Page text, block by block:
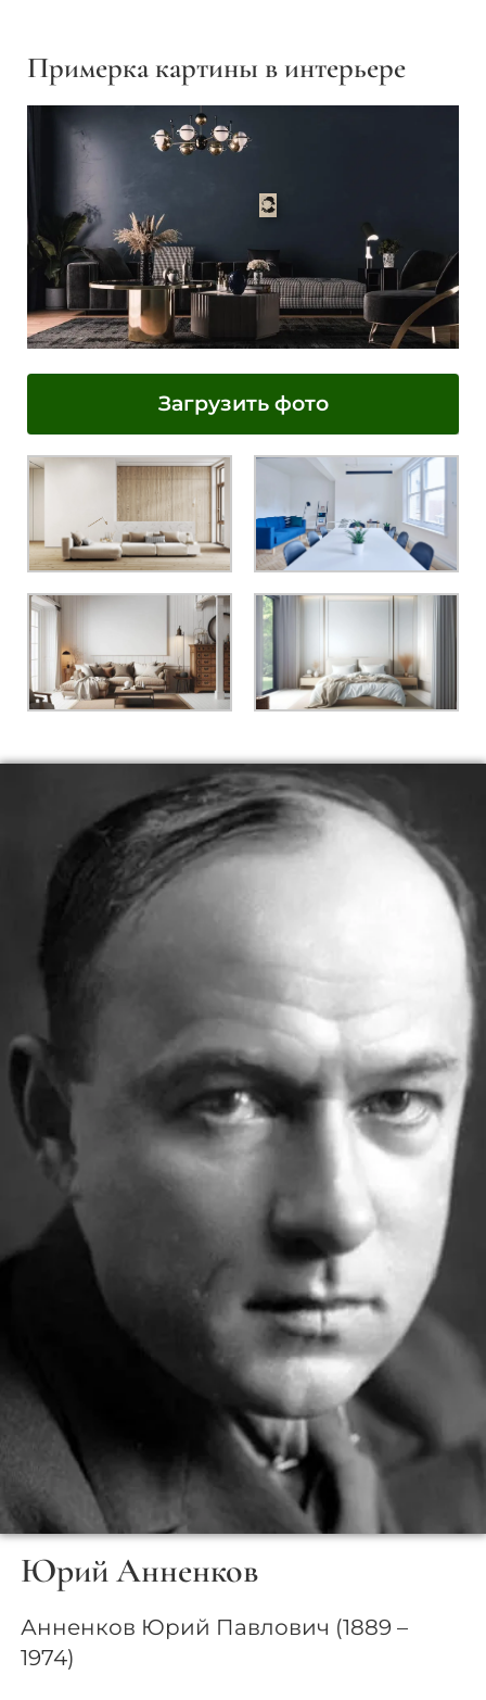
Примерка картины в интерьере
Загрузить фото
Юрий Анненков
Анненков Юрий Павлович (1889 –
1974)